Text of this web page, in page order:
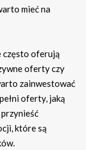
mieć na
często oferują
oferty czy
zainwestować
oferty, jaką
które są